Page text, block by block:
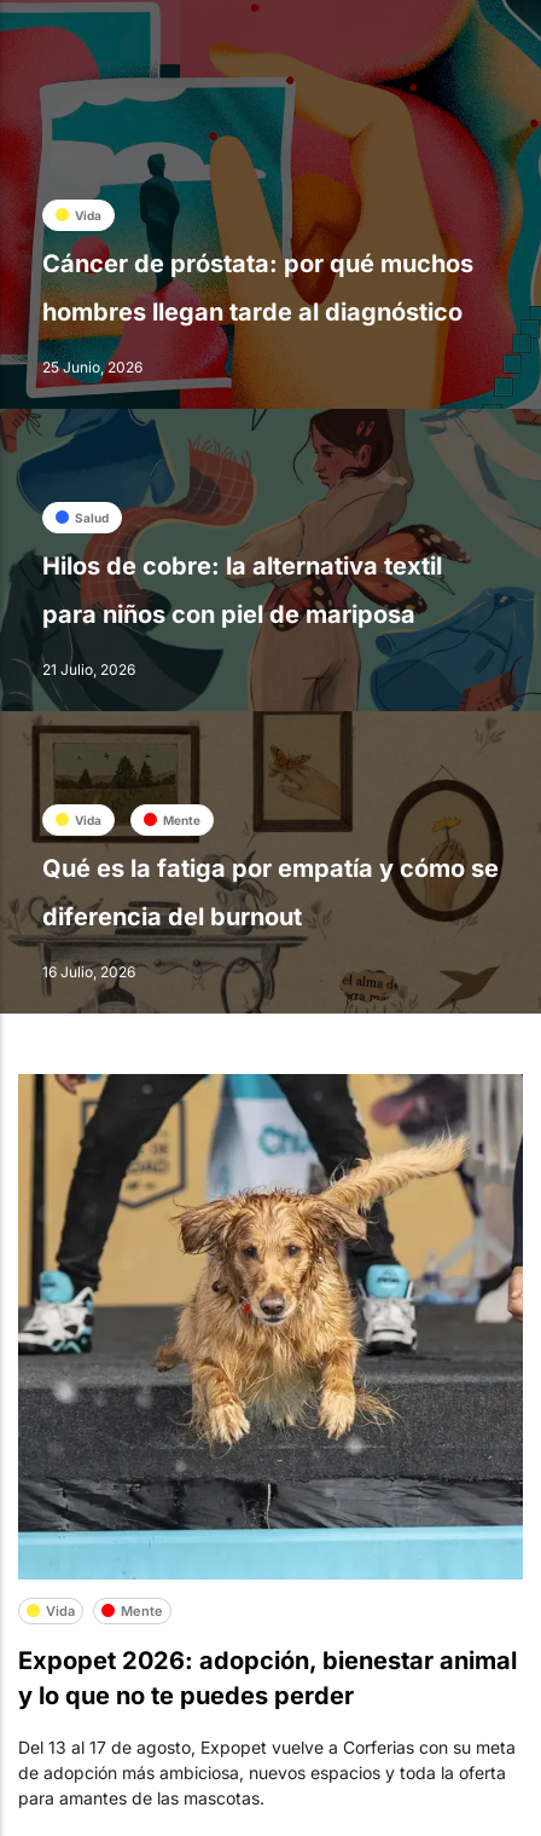
Vida
Cáncer de próstata: por qué muchos
hombres llegan tarde al diagnóstico
25 Junio, 2026
Salud
Hilos de cobre: la alternativa textil
para niños con piel de mariposa
21 Julio, 2026
Vida Mente
Qué es la fatiga por empatía y cómo se
diferencia del burnout
16 Julio, 2026
Vida Mente
Expopet 2026: adopción, bienestar animal
y lo que no te puedes perder
Del 13 al 17 de agosto, Expopet vuelve a Corferias con su meta
de adopción más ambiciosa, nuevos espacios y toda la oferta
para amantes de las mascotas.